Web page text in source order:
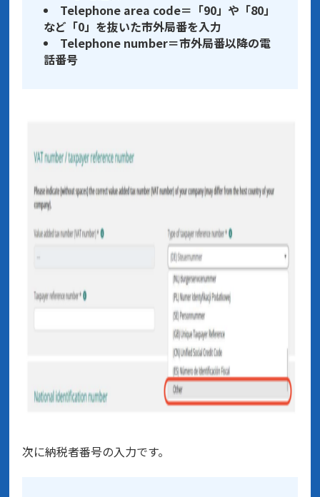
Telephone area code＝「90」や「80」
など「0」を抜いた市外局番を入力
Telephone number＝市外局番以降の電
話番号
次に納税者番号の入力です。